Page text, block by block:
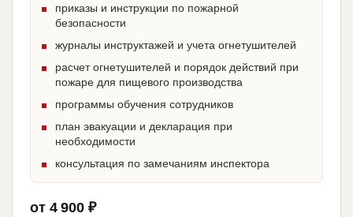
приказы и инструкции по пожарной
безопасности
журналы инструктажей и учета огнетушителей
расчет огнетушителей и порядок действий при
пожаре для пищевого производства
программы обучения сотрудников
план эвакуации и декларация при
необходимости
консультация по замечаниям инспектора
от 4 900 ₽